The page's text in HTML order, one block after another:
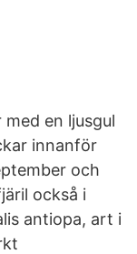
en ljusgul
innanför
och
också i
antiopa, art i